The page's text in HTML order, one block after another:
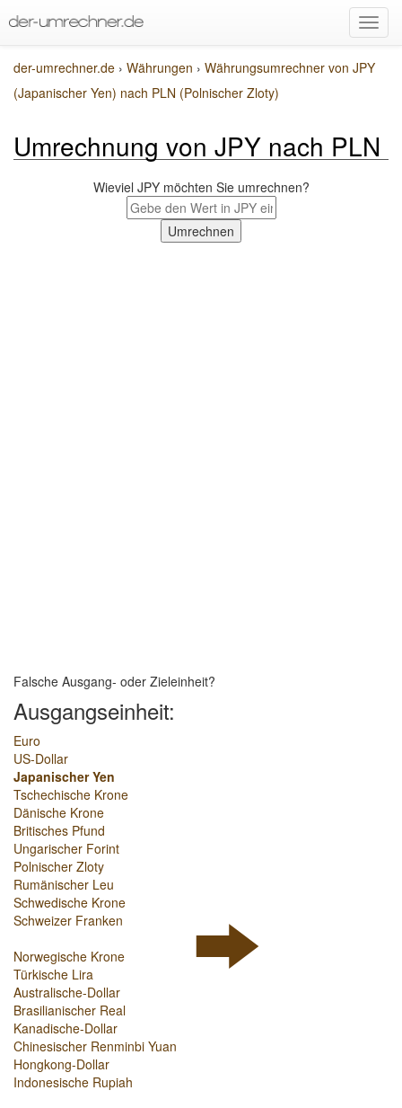
der-umrechner.de › Währungen › Währungsumrechner von JPY
(Japanischer Yen) nach PLN (Polnischer Zloty)
Umrechnung von JPY nach PLN
Wieviel JPY möchten Sie umrechnen?
Falsche Ausgang- oder Zieleinheit?
Ausgangseinheit:
Euro
US-Dollar
Japanischer Yen
Tschechische Krone
Dänische Krone
Britisches Pfund
Ungarischer Forint
Polnischer Zloty
Rumänischer Leu
Schwedische Krone
Schweizer Franken
Norwegische Krone
Türkische Lira
Australische-Dollar
Brasilianischer Real
Kanadische-Dollar
Chinesischer Renminbi Yuan
Hongkong-Dollar
Indonesische Rupiah